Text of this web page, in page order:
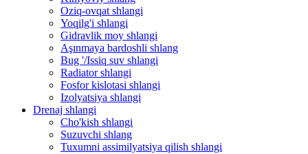
Oziq-ovqat shlangi
Yoqilg'i shlangi
Gidravlik moy shlangi
Aşınmaya bardoshli shlang
Bug '/Issiq suv shlangi
Radiator shlangi
Fosfor kislotasi shlangi
Izolyatsiya shlangi
Drenaj shlangi
Cho'kish shlangi
Suzuvchi shlang
Tuxumni assimilyatsiya qilish shlangi